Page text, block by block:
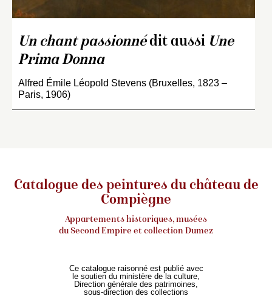
Un chant passionnédit aussi Une
Prima Donna
Alfred Émile Léopold Stevens (Bruxelles, 1823 –
Paris, 1906)
Catalogue des peintures du château de
Compiègne
Appartements historiques, musées
du Second Empire et collection Dumez
Ce catalogue raisonné est publié avec
le soutien du ministère de la culture,
Direction générale des patrimoines,
sous-direction des collections